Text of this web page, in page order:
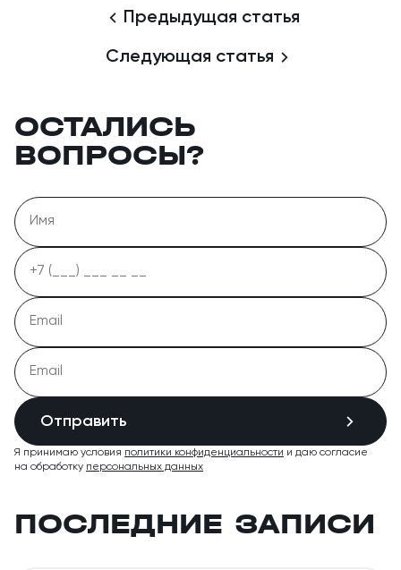
Предыдущая статья
Следующая статья
ОСТАЛИСЬ
ВОПРОСЫ?
Отправить
Я принимаю условия политики конфиденциальности и даю согласие
на обработку персональных данных
ПОСЛЕДНИЕ ЗАПИСИ